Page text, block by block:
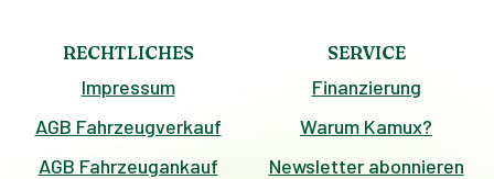
RECHTLICHES
Impressum
AGB Fahrzeugverkauf
AGB Fahrzeugankauf
SERVICE
Finanzierung
Warum Kamux?
Newsletter abonnieren